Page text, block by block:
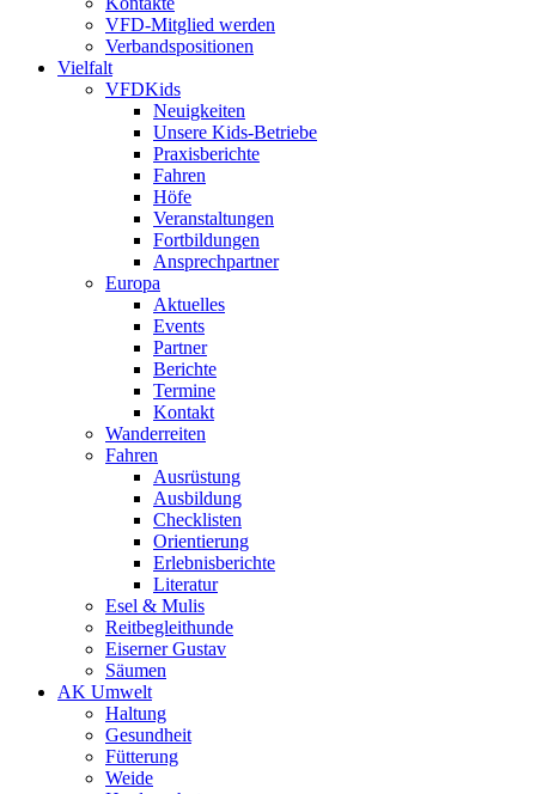
VFD-Mitglied werden
Verbandspositionen
Vielfalt
VFDKids
Neuigkeiten
Unsere Kids-Betriebe
Praxisberichte
Fahren
Höfe
Veranstaltungen
Fortbildungen
Ansprechpartner
Europa
Aktuelles
Events
Partner
Berichte
Termine
Kontakt
Wanderreiten
Fahren
Ausrüstung
Ausbildung
Checklisten
Orientierung
Erlebnisberichte
Literatur
Esel & Mulis
Reitbegleithunde
Eiserner Gustav
Säumen
AK Umwelt
Haltung
Gesundheit
Fütterung
Weide